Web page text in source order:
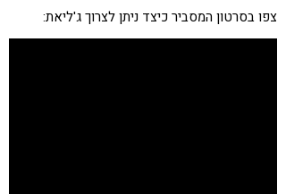
צפו בסרטון המסביר כיצד ניתן לצרוך ג'ליאת: